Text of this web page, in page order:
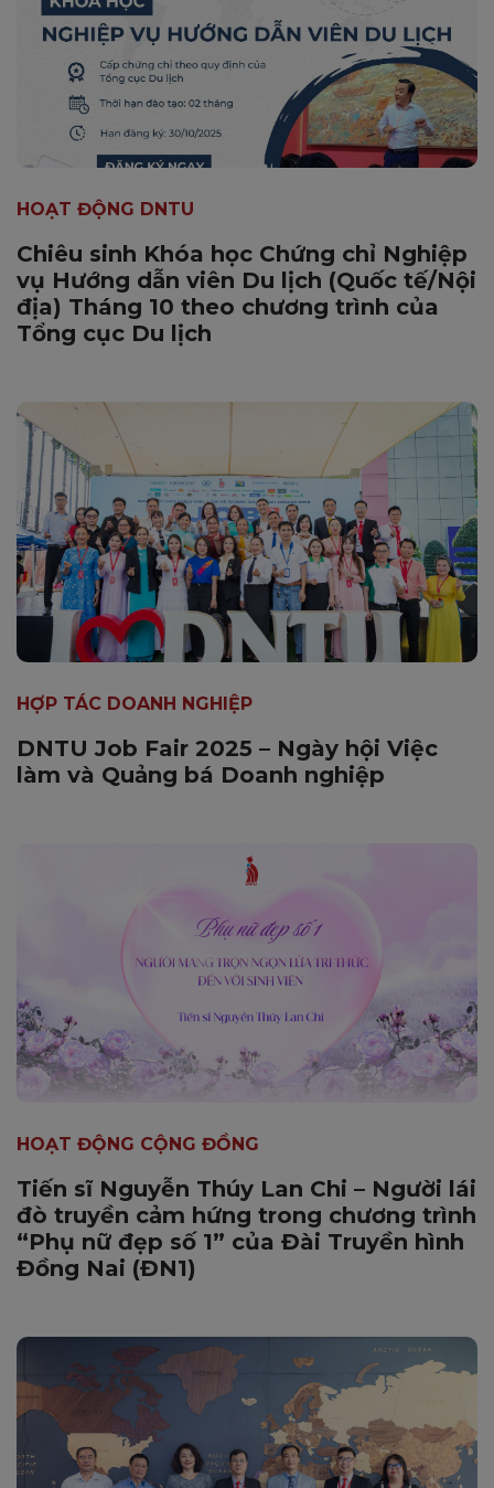
HOẠT ĐỘNG DNTU
Chiêu sinh Khóa học Chứng chỉ Nghiệp
vụ Hướng dẫn viên Du lịch (Quốc tế/Nội
địa) Tháng 10 theo chương trình của
Tổng cục Du lịch
HỢP TÁC DOANH NGHIỆP
DNTU Job Fair 2025 – Ngày hội Việc
làm và Quảng bá Doanh nghiệp
HOẠT ĐỘNG CỘNG ĐỒNG
Tiến sĩ Nguyễn Thúy Lan Chi – Người lái
đò truyền cảm hứng trong chương trình
“Phụ nữ đẹp số 1” của Đài Truyền hình
Đồng Nai (ĐN1)